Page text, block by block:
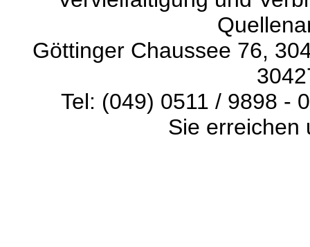
Göttinger Chaussee 76,
Tel: (049) 0511 / 9898 -
Sie